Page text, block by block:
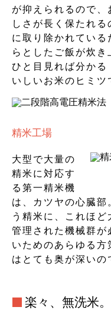
が抑えられるので、
しさが長く保たれ
に取り除かれている
らとしたご飯が炊
ひと目見れば分かる
いしいお米のヒミツ
精米工場
大型で大量の
精米に対応す
る第一精米機
は、カツヤの心臓部
う精米に、これほ
管理された機械群が
いためのあらゆる
はとても奥が深いの
楽々、無洗米